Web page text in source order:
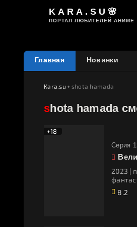
KARA.SU🌸
ПОРТАЛ ЛЮБИТЕЛЕЙ АНИМЕ
Главная Новинки
Kara.su • shota hamada
shota hamada
+18
Cерия
2023 | приключения, детектив,
8.2